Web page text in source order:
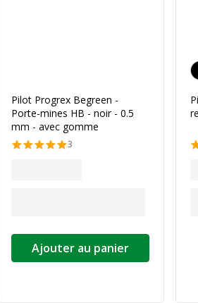
Pilot Progrex Begreen -
Porte-mines HB - noir - 0.5
mm - avec gomme
3
Ajouter au panier